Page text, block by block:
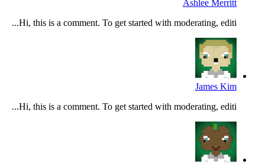
Ashlee Merritt
Hi, this is a comment. To get started with moderating, editi...
James Kim
Hi, this is a comment. To get started with moderating, editi...